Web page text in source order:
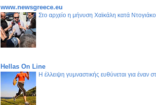
www.newsgreece.eu
Στο αρχείο η μήνυση Χαϊκάλη κατά
Hellas On Line
Η έλλειψη γυμναστικής ευθύνεται για